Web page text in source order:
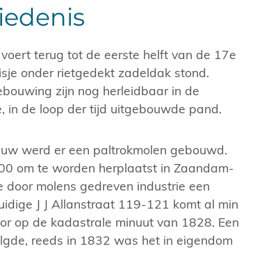
terug tot de eerste helft van de 17e
onder rietgedekt zadeldak stond.
zijn nog herleidbaar in de
in de loop der tijd uitgebouwde pand.
werd er een paltrokmolen gebouwd.
om te worden herplaatst in Zaandam-
molens gedreven industrie een
J J Allanstraat 119-121 komt al min
op de kadastrale minuut van 1828. Een
reeds in 1832 was het in eigendom